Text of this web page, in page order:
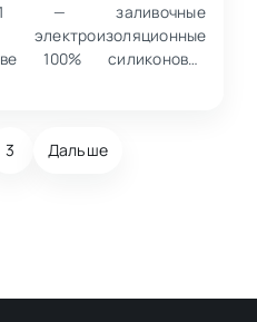
1 — заливочные
100% силиконовых
3 Дальше